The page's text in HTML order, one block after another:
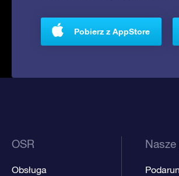
Pobierz z AppStore
OSR
Obsługa